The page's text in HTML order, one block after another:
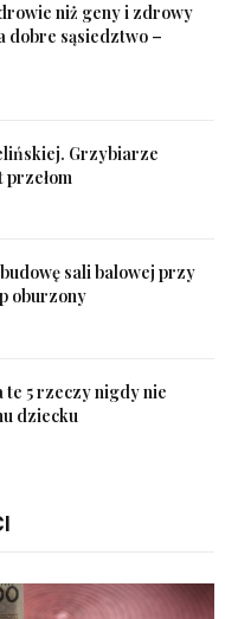
niż geny i zdrowy
dobre sąsiedztwo –
Grzybiarze
sali balowej przy
oburzony
te 5 rzeczy nigdy nie
dziecku